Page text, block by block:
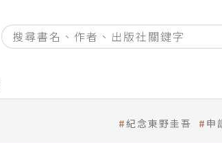
紀念東野圭吾 申